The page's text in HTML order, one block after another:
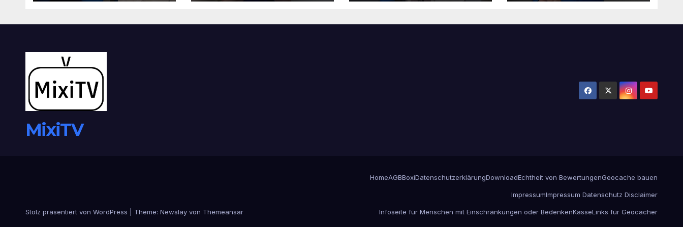
MixiTV
Stolz präsentiert von WordPress Theme: Newslay von Themeansar
HomeAGBBoxiDatenschutzerklärungDownloadEchtheit von BewertungenGeocache bauen
ImpressumImpressum Datenschutz Disclaimer
Infoseite für Menschen mit Einschränkungen oder BedenkenKasseLinks für Geocacher